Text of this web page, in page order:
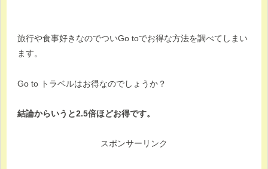
旅行や食事好きなのでついGo toでお得な方法を調べてしまい
ます。
Go to トラベルはお得なのでしょうか？
結論からいうと2.5倍ほどお得です。
スポンサーリンク